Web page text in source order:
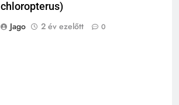
chloropterus)
Jago
2 év ezelőtt 0